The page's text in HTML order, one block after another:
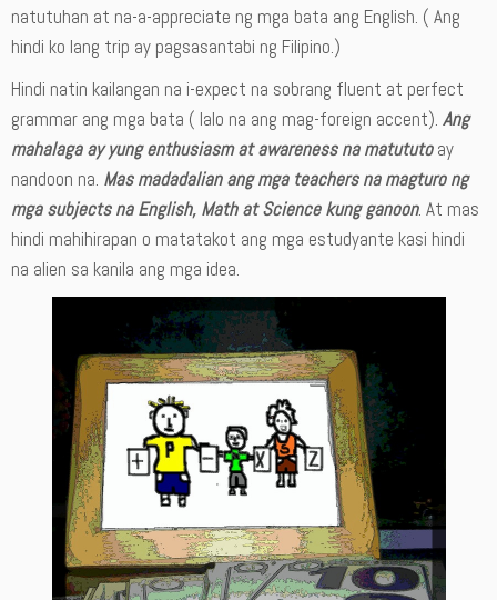
natutuhan at na-a-appreciate ng mga bata ang English. ( Ang
hindi ko lang trip ay pagsasantabi ng Filipino.)
Hindi natin kailangan na i-expect na sobrang fluent at perfect
grammar ang mga bata ( lalo na ang mag-foreign accent). Ang
mahalaga ay yung enthusiasm at awareness na matututoay
nandoon na. Mas madadalian ang mga teachers na magturo ng
mga subjects na English, Math at Science kung ganoon. At mas
hindi mahihirapan o matatakot ang mga estudyante kasi hindi
na alien sa kanila ang mga idea.